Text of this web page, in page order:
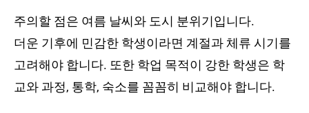
주의할 점은 여름 날씨와 도시 분위기입니다.
더운 기후에 민감한 학생이라면 계절과 체류 시기를
고려해야 합니다. 또한 학업 목적이 강한 학생은 학
교와 과정, 통학, 숙소를 꼼꼼히 비교해야 합니다.